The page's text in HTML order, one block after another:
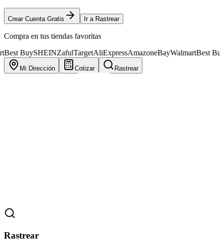
Crear Cuenta Gratis Ir a Rastrear
Compra en tus tiendas favoritas
SHEINZafulTargetAliExpressAmazoneBayWalmartBest Buy
Mi Dirección Cotizar Rastrear
Rastrear